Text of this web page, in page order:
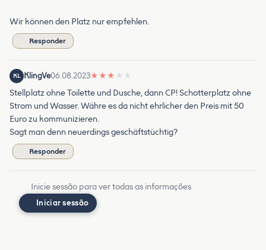
Wir können den Platz nur empfehlen.
Responder
KL KlingVe06.08.2023★ ★ ★ ★ ★
Stellplatz ohne Toilette und Dusche, dann CP! Schotterplatz ohne
Strom und Wasser. Währe es da nicht ehrlicher den Preis mit 50
Euro zu kommunizieren.
Sagt man denn neuerdings geschäftstüchtig?
Responder
Inicie sessão para ver todas as informações
Iniciar sessão